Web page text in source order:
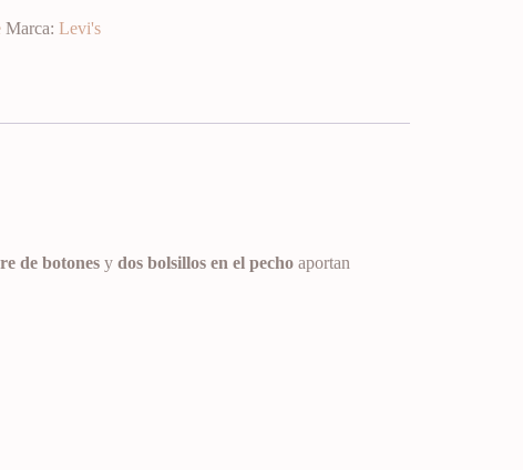
Marca: Levi's
de botones y dos bolsillos en el pecho aportan